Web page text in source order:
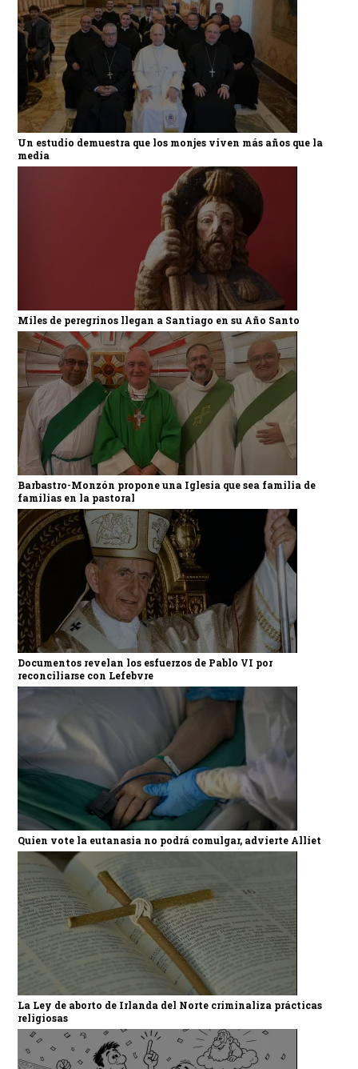
Un estudio demuestra que los monjes viven más años que la
media
Miles de peregrinos llegan a Santiago en su Año Santo
Barbastro-Monzón propone una Iglesia que sea familia de
familias en la pastoral
Documentos revelan los esfuerzos de Pablo VI por
reconciliarse con Lefebvre
Quien vote la eutanasia no podrá comulgar, advierte Alliet
La Ley de aborto de Irlanda del Norte criminaliza prácticas
religiosas